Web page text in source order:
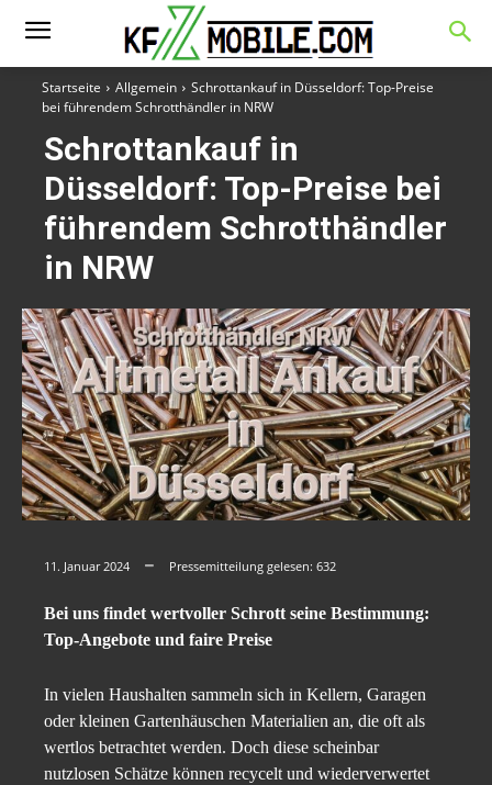
Startseite Allgemein
Schrottankauf in Düsseldorf: Top-Preise
bei führendem Schrotthändler in NRW
Schrottankauf in
Düsseldorf: Top-Preise bei
führendem Schrotthändler
in NRW
11. Januar 2024 Pressemitteilung gelesen: 632
Bei uns findet wertvoller Schrott seine Bestimmung:
Top-Angebote und faire Preise
In vielen Haushalten sammeln sich in Kellern, Garagen
oder kleinen Gartenhäuschen Materialien an, die oft als
wertlos betrachtet werden. Doch diese scheinbar
nutzlosen Schätze können recycelt und wiederverwertet